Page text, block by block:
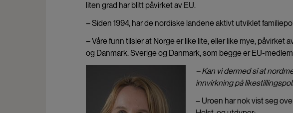
liten grad har blitt påvirket av EU.
– Siden 1994, har de nordiske landene aktivt utviklet
– Våre funn tilsier at Norge er like lite, eller like mye,
og Danmark. Sverige og Danmark, som begge er EU-
– Kan vi dermed si at
innvirkning på
– Uroen har nok vist seg